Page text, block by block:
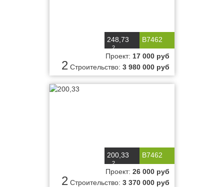
B7462
248,73
м2
2
Проект: 17 000 руб
Строительство: 3 980 000 руб
B7462
200,33
м2
2
Проект: 26 000 руб
Строительство: 3 370 000 руб